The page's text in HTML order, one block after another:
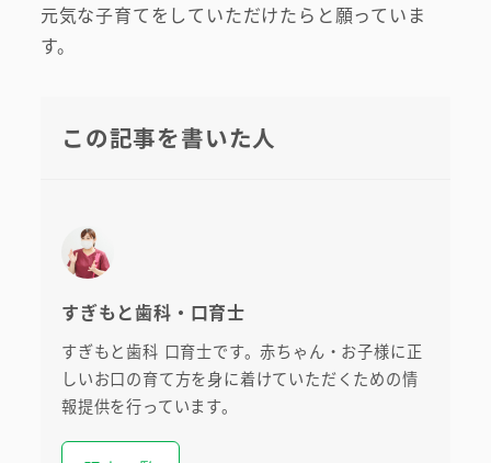
元気な子育てをしていただけたらと願っていま
す。
この記事を書いた人
すぎもと歯科・口育士
すぎもと歯科 口育士です。赤ちゃん・お子様に正
しいお口の育て方を身に着けていただくための情
報提供を行っています。